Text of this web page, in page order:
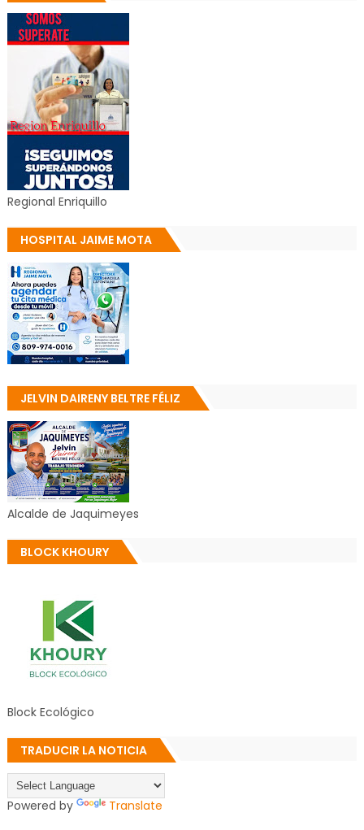
Regional Enriquillo
HOSPITAL JAIME MOTA
JELVIN DAIRENY BELTRE FÉLIZ
Alcalde de Jaquimeyes
BLOCK KHOURY
Block Ecológico
TRADUCIR LA NOTICIA
Powered by Translate